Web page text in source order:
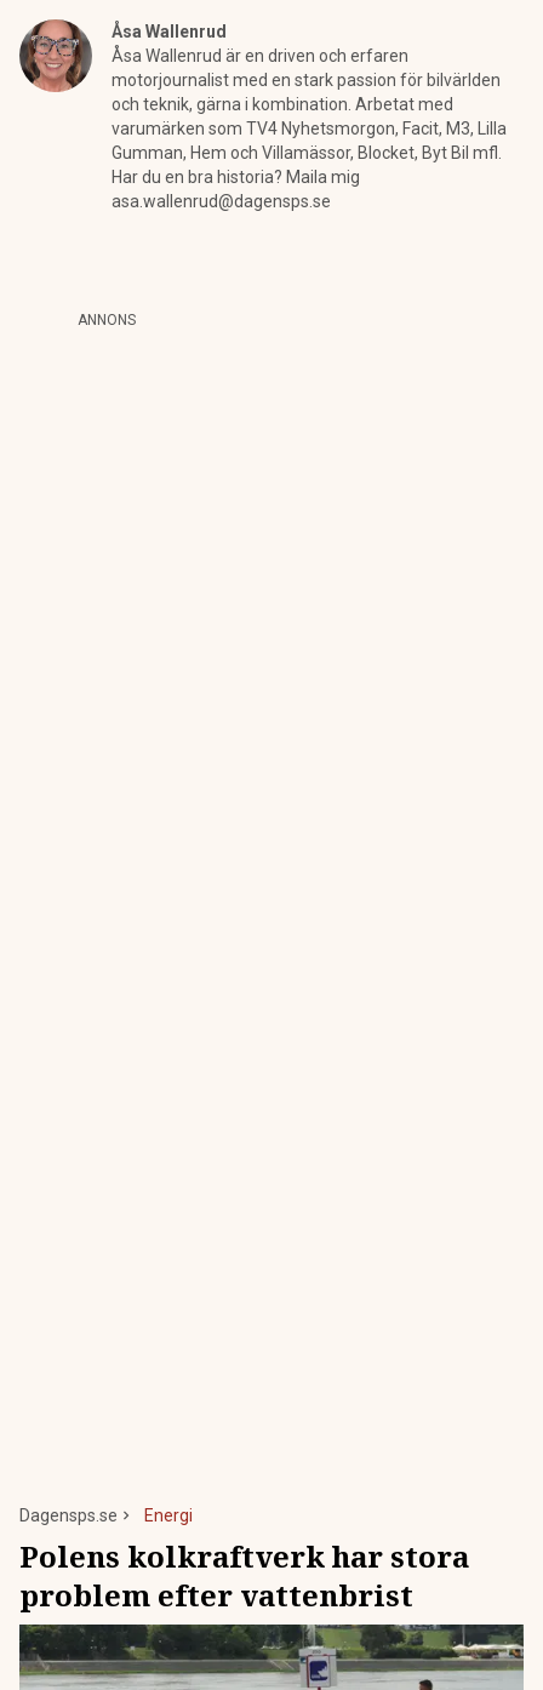
Åsa Wallenrud
Åsa Wallenrud är en driven och erfaren
motorjournalist med en stark passion för bilvärlden
och teknik, gärna i kombination. Arbetat med
varumärken som TV4 Nyhetsmorgon, Facit, M3, Lilla
Gumman, Hem och Villamässor, Blocket, Byt Bil mfl.
Har du en bra historia? Maila mig
asa.wallenrud@dagensps.se
ANNONS
Dagensps.se Energi
Polens kolkraftverk har stora
problem efter vattenbrist